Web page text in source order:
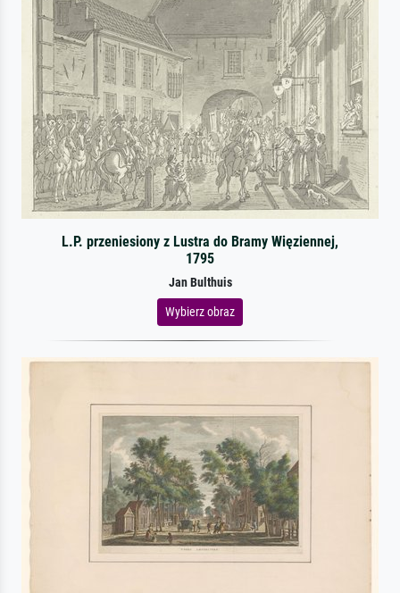
L.P. przeniesiony z Lustra do Bramy Więziennej,
1795
Jan Bulthuis
Wybierz obraz